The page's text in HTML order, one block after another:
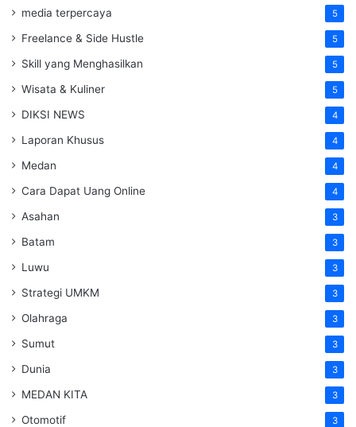
media terpercaya 5
Freelance & Side Hustle 5
Skill yang Menghasilkan 5
Wisata & Kuliner 5
DIKSI NEWS 4
Laporan Khusus 4
Medan 4
Cara Dapat Uang Online 4
Asahan 3
Batam 3
Luwu 3
Strategi UMKM 3
Olahraga 3
Sumut 3
Dunia 3
MEDAN KITA 3
Otomotif 3